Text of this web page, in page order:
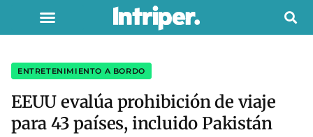
ENTRETENIMIENTO A BORDO
EEUU evalúa prohibición de viaje
para 43 países, incluido Pakistán